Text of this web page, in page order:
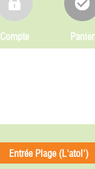
Compte Panier
Entrée Plage (L'atol')